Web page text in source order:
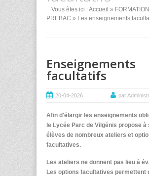
Vous êtes ici :Accueil »
PREBAC » Les enseignements
Enseignements
facultatifs
20-04-2026 par
Afin d'élargir les enseignements
le Lycée Parc de Vilgénis propose à
élèves de nombreux ateliers et
facultatives.
Les ateliers ne donnent pas lieu à
Les options facultatives permettent